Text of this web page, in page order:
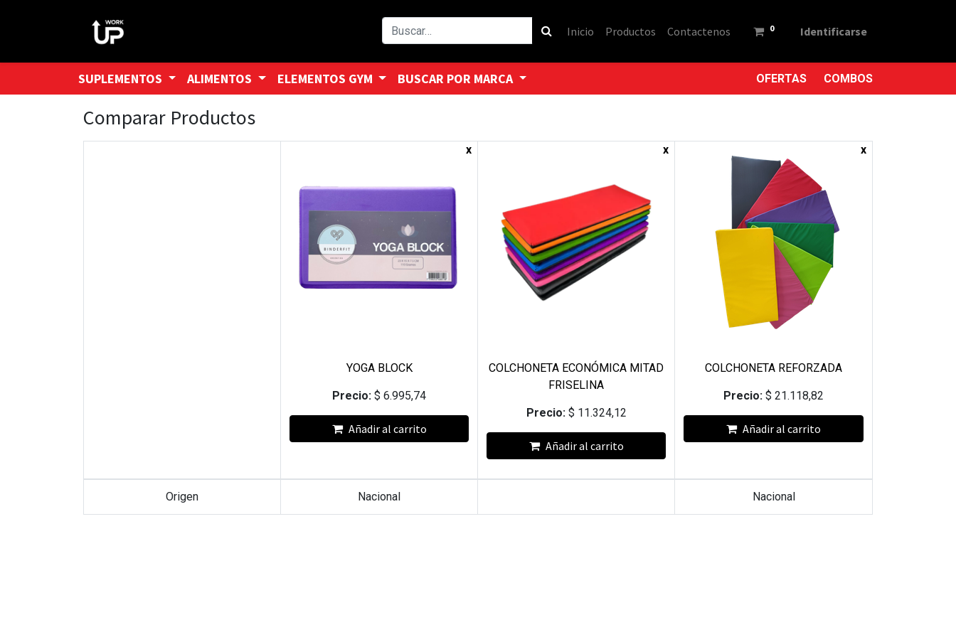
Inicio Productos Contactenos 0 Identificarse
SUPLEMENTOS ALIMENTOS ELEMENTOS GYM BUSCAR POR MARCA OFERTAS COMBOS
Comparar Productos
x x x
YOGA BLOCK
Precio: $ 6.995,74
Añadir al carrito
COLCHONETA ECONÓMICA MITAD
FRISELINA
Precio: $ 11.324,12
Añadir al carrito
COLCHONETA REFORZADA
Precio: $ 21.118,82
Añadir al carrito
Origen Nacional Nacional